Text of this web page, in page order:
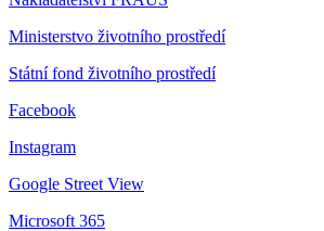
Ministerstvo životního prostředí
Státní fond životního prostředí
Facebook
Instagram
Google Street View
Microsoft 365